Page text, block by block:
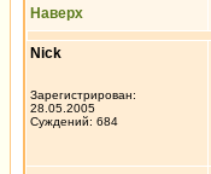
Наверх
Nick
Зарегистрирован:
28.05.2005
Суждений: 684